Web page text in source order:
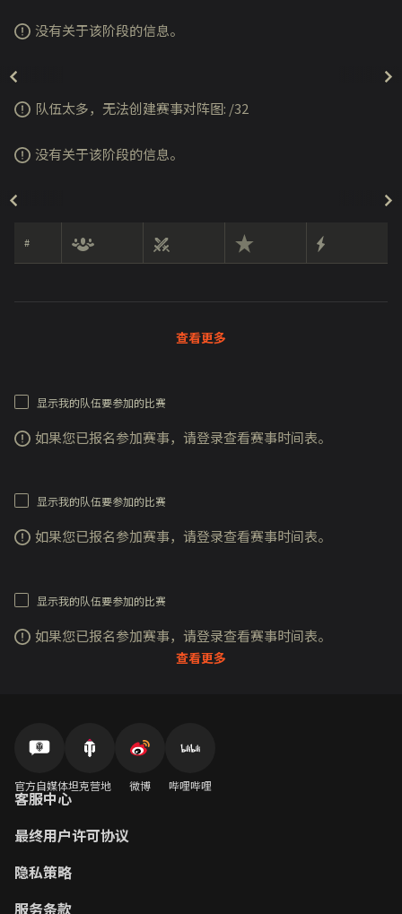
没有关于该阶段的信息。
队伍太多，无法创建赛事对阵图: /32
没有关于该阶段的信息。
#
查看更多
显示我的队伍要参加的比赛
如果您已报名参加赛事，请登录查看赛事时间表。
显示我的队伍要参加的比赛
如果您已报名参加赛事，请登录查看赛事时间表。
显示我的队伍要参加的比赛
如果您已报名参加赛事，请登录查看赛事时间表。
查看更多
官方自媒体坦克营地 微博 哔哩哔哩
客服中心
最终用户许可协议
隐私策略
服务条款